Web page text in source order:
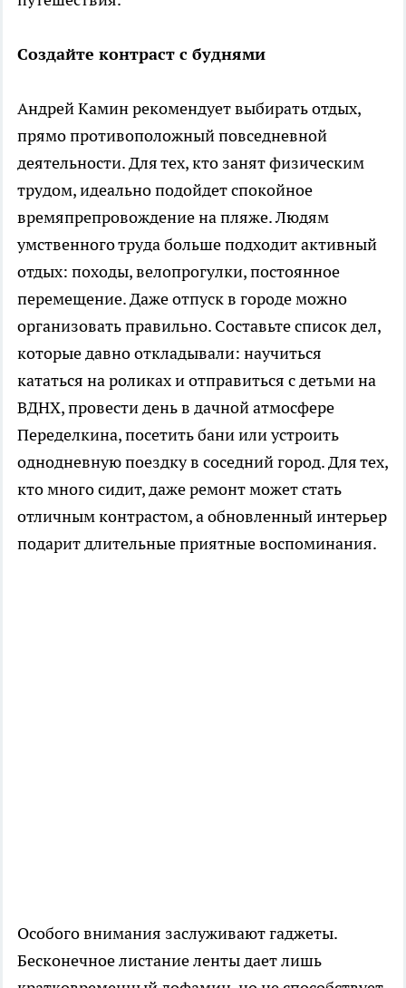
Создайте контраст с буднями
Андрей Камин рекомендует выбирать отдых,
прямо противоположный повседневной
деятельности. Для тех, кто занят физическим
трудом, идеально подойдет спокойное
времяпрепровождение на пляже. Людям
умственного труда больше подходит активный
отдых: походы, велопрогулки, постоянное
перемещение. Даже отпуск в городе можно
организовать правильно. Составьте список дел,
которые давно откладывали: научиться
кататься на роликах и отправиться с детьми на
ВДНХ, провести день в дачной атмосфере
Переделкина, посетить бани или устроить
однодневную поездку в соседний город. Для тех,
кто много сидит, даже ремонт может стать
отличным контрастом, а обновленный интерьер
подарит длительные приятные воспоминания.
Особого внимания заслуживают гаджеты.
Бесконечное листание ленты дает лишь